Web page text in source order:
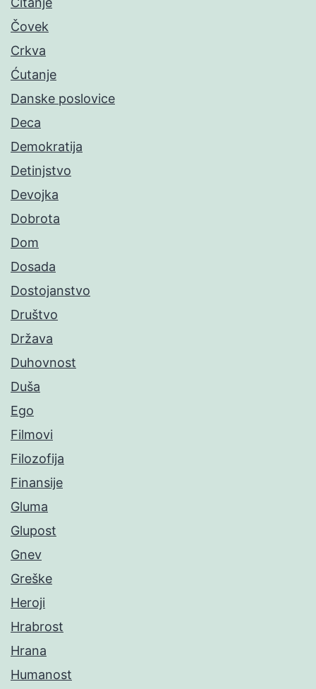
Čovek
Crkva
Ćutanje
Danske poslovice
Deca
Demokratija
Detinjstvo
Devojka
Dobrota
Dom
Dosada
Dostojanstvo
Društvo
Država
Duhovnost
Duša
Ego
Filmovi
Filozofija
Finansije
Gluma
Glupost
Gnev
Greške
Heroji
Hrabrost
Hrana
Humanost